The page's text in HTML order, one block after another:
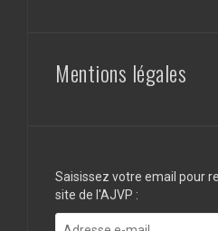
Mentions légales
Saisissez votre email pour
site de l'AJVP :
Adresse